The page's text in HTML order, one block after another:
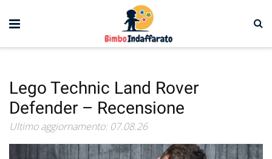
Lego Technic Land Rover
Defender – Recensione
Ultimo aggiornamento: 07.08.26